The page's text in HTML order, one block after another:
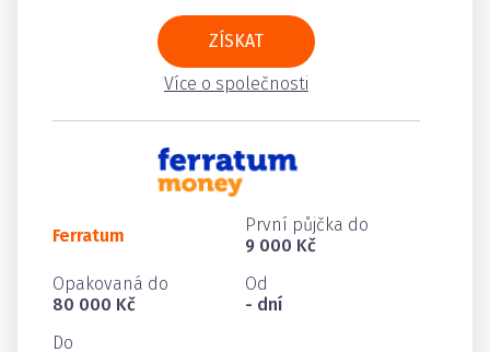
ZÍSKAT
Více o společnosti
Ferratum
První půjčka do
9 000 Kč
Opakovaná do
80 000 Kč
Od
- dní
Do